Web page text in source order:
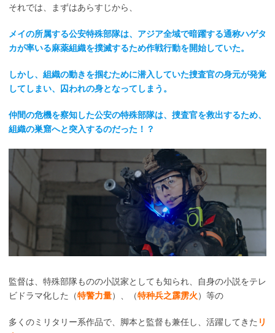
それでは、まずはあらすじから、
メイの所属する公安特殊部隊は、アジア全域で暗躍する通称ハゲタ
カが率いる麻薬組織を撲滅するため作戦行動を開始していた。
しかし、組織の動きを掴むために潜入していた捜査官の身元が発覚
してしまい、囚われの身となってしまう。
仲間の危機を察知した公安の特殊部隊は、捜査官を救出するため、
組織の巣窟へと突入するのだった！？
監督は、特殊部隊ものの小説家としても知られ、自身の小説をテレ
ビドラマ化した（特警力量）、（特种兵之霹雳火）等の
多くのミリタリー系作品で、脚本と監督も兼任し、活躍してきた リ